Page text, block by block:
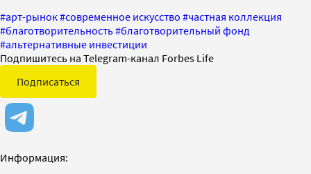
#арт-рынок#современное искусство #частная коллекция
#благотворительность#благотворительный фонд
#альтернативные инвестиции
Подпишитесь на Telegram-канал Forbes Life
Подписаться
Информация: